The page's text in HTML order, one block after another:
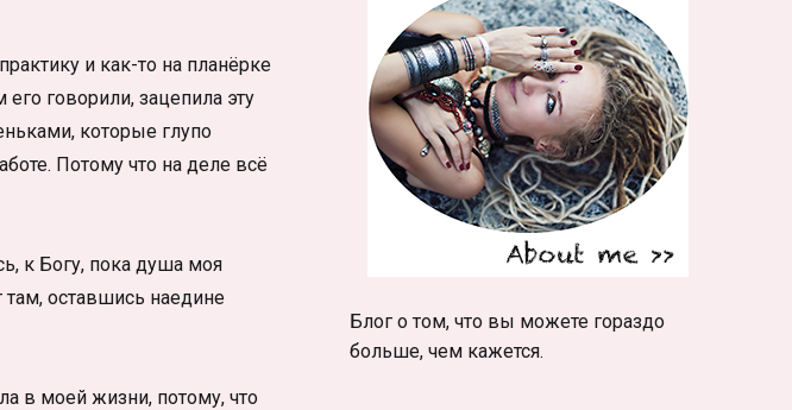
и как-то на планёрке
говорили, зацепила эту
которые глупо
Потому что на деле всё
к Богу, пока душа моя
там, оставшись наедине
в моей жизни, потому, что
Блог о том, что вы можете гораздо
больше, чем кажется.